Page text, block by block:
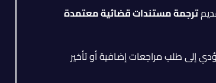
ترجمة مستندات قضائية معتمدة
إلى طلب مراجعات إضافية أو تأخير